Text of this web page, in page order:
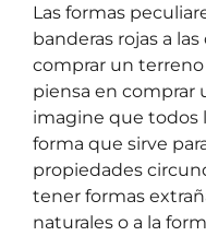
Las formas
banderas rojas a
comprar un
piensa en comprar
imagine que todos
forma que sirve
propiedades
tener formas
naturales o a la